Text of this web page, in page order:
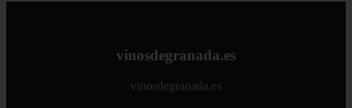
vinosdegranada.es
vinosdegranada.es